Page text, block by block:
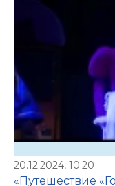
20.12.2024, 10:20
«Путешествие